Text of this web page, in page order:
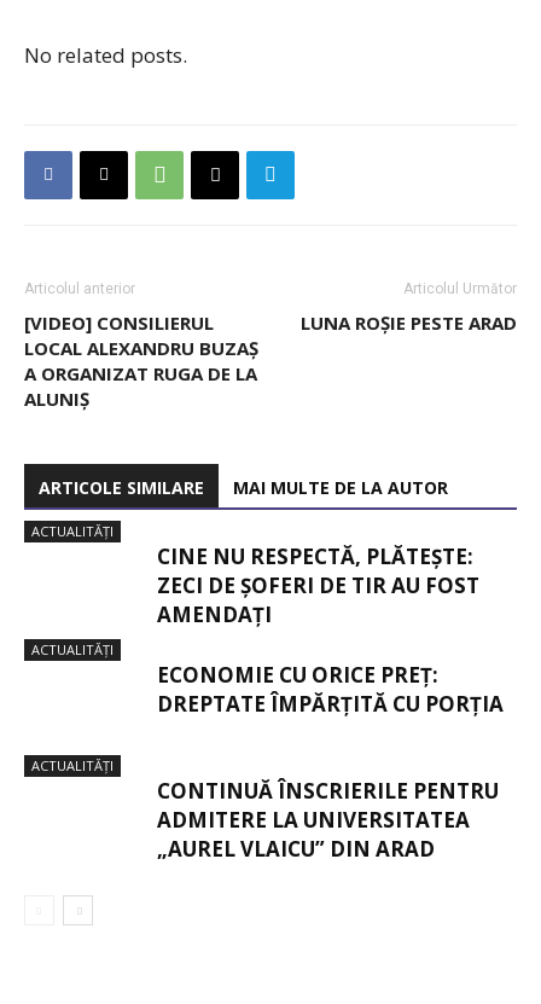
No related posts.
Articolul anterior
[VIDEO] CONSILIERUL
LOCAL ALEXANDRU BUZAȘ
A ORGANIZAT RUGA DE LA
ALUNIȘ
Articolul Următor
LUNA ROȘIE PESTE ARAD
ARTICOLE SIMILARE MAI MULTE DE LA AUTOR
ACTUALITĂȚI
CINE NU RESPECTĂ, PLĂTEȘTE:
ZECI DE ȘOFERI DE TIR AU FOST
AMENDAȚI
ACTUALITĂȚI
ECONOMIE CU ORICE PREȚ:
DREPTATE ÎMPĂRȚITĂ CU PORȚIA
ACTUALITĂȚI
CONTINUĂ ÎNSCRIERILE PENTRU
ADMITERE LA UNIVERSITATEA
„AUREL VLAICU” DIN ARAD